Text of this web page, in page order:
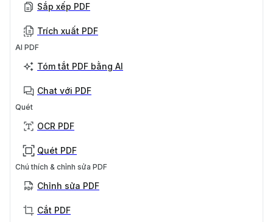
Sắp xếp PDF
Trích xuất PDF
AI PDF
Tóm tắt PDF bằng AI
Chat với PDF
Quét
OCR PDF
Quét PDF
Chú thích & chỉnh sửa PDF
Chỉnh sửa PDF
Cắt PDF